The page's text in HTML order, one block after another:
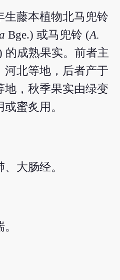
生藤本植物北马兜铃
Bge.) 或马兜铃 (A.
的成熟果实。前者主
河北等地，后者产于
地，秋季果实由绿变
蜜炙用。
大肠经。